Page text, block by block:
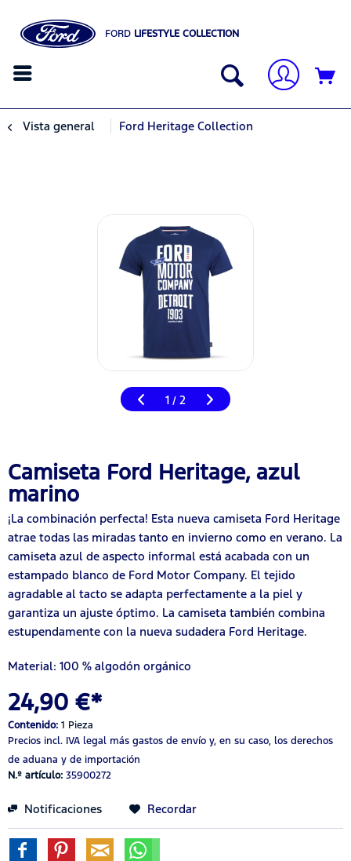
FORD LIFESTYLE COLLECTION
Vista general Ford Heritage Collection
1 / 2
Camiseta Ford Heritage, azul
marino
¡La combinación perfecta! Esta nueva camiseta Ford Heritage
atrae todas las miradas tanto en invierno como en verano. La
camiseta azul de aspecto informal está acabada con un
estampado blanco de Ford Motor Company. El tejido
agradable al tacto se adapta perfectamente a la piel y
garantiza un ajuste óptimo. La camiseta también combina
estupendamente con la nueva sudadera Ford Heritage.
Material: 100 % algodón orgánico
24,90 €*
Contenido: 1 Pieza
Precios incl. IVA legal más gastos de envío y, en su caso, los derechos
de aduana y de importación
N.º artículo: 35900272
Notificaciones Recordar